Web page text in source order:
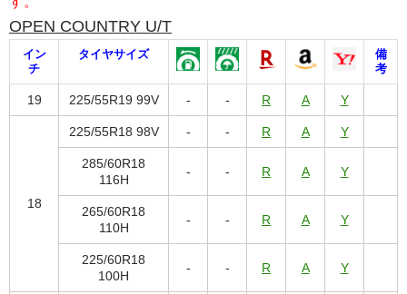
OPEN COUNTRY U/T
イン
チ
タイヤサイズ
備
考
19 225/55R19 99V - - R A Y
18
225/55R18 98V - - R A Y
285/60R18
116H
- - R A Y
265/60R18
110H
- - R A Y
225/60R18
100H
- - R A Y